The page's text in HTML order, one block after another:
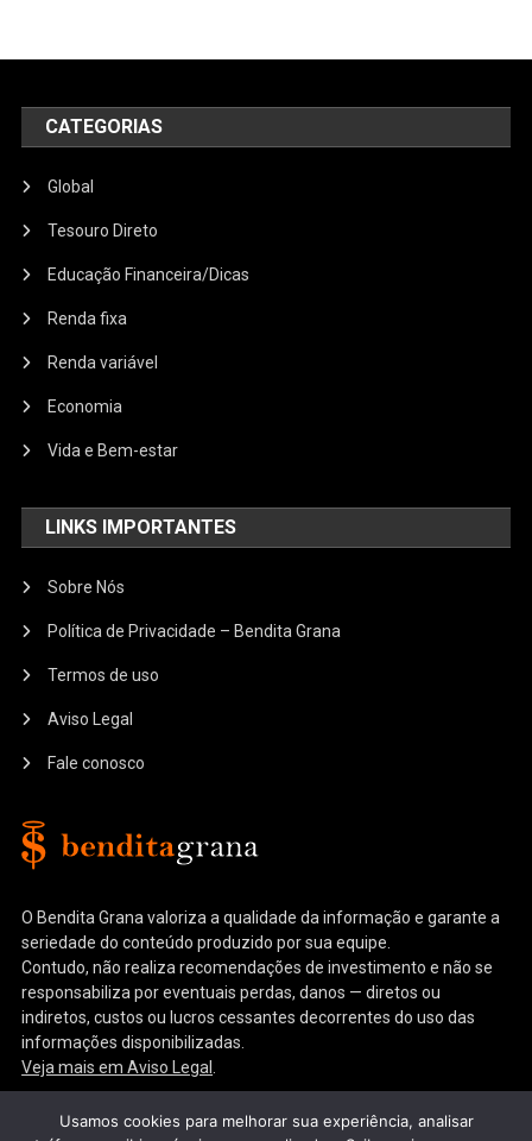
CATEGORIAS
Global
Tesouro Direto
Educação Financeira/Dicas
Renda fixa
Renda variável
Economia
Vida e Bem-estar
LINKS IMPORTANTES
Sobre Nós
Política de Privacidade – Bendita Grana
Termos de uso
Aviso Legal
Fale conosco
O Bendita Grana valoriza a qualidade da informação e garante a
seriedade do conteúdo produzido por sua equipe.
Contudo, não realiza recomendações de investimento e não se
responsabiliza por eventuais perdas, danos — diretos ou
indiretos, custos ou lucros cessantes decorrentes do uso das
informações disponibilizadas.
Veja mais em Aviso Legal
Usamos cookies para melhorar sua experiência, analisar